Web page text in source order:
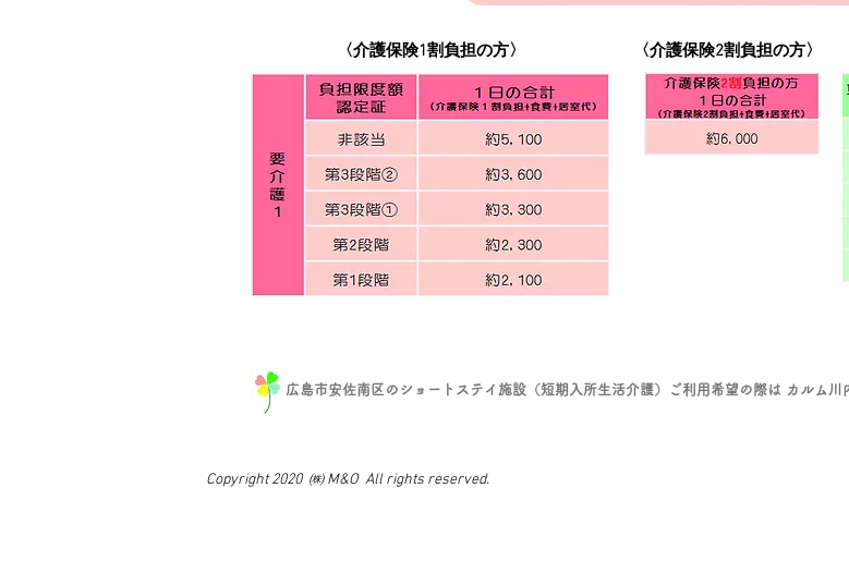
​〈介護保険1割負担の方〉 ​〈介護保険2割負担の方〉
広島市安佐南区のショートステイ施設（短期入所生活介護）ご利用希望の際は カル
Copyright 2020 ㈱ M&O All rights reserved.